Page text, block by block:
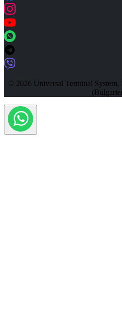
© 2026 Universal Terminal